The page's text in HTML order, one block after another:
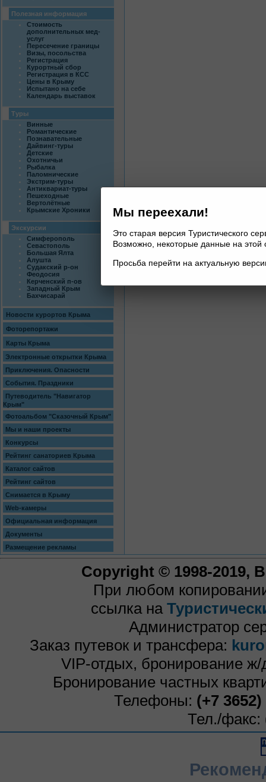
Полезная информация
Стоимость
дополнительных мед-
услуг
Пересечение границы
Визы, посольства
Регистрация
Курортный сбор
Регистрация в КСС
Цены в Крыму
Испытано на себе
Календарь выставок
Туры
Винные
Романтические
Познавательные
Дайвинг-туры
Детские
Охотничьи
Рыбалка
Паломнические
Экстрим-туры
Антиквариат-туры
Пешеходные
Вертолётные
Крымские Хроники
Экскурсии
Симферополь
Севастополь
Большая Ялта
Алушта
Судакский р-он
Феодосия
Керченский п-ов
Западный Крым
Бахчисарай
Новости курортов Крыма
Фоторепортажи
Карты Крыма
Электронные открытки Крыма
Приключения. Опасности
События. Праздники
Путеводитель "Навигатор
Крым"
Фотоальбом "Сказочный Крым"
Мы и наши проекты
Конкурсы
Рейтинг санаториев Крыма
Каталог сайтов
Рейтинг сайтов
Снимается в Крыму
Web-камеры
Официальная информация
Документы
Размещение рекламы
Мы переехали!
Это старая версия Туристического
Возможно, некоторые данные на этой
Просьба перейти на актуальную
Copyright © 1998-2019,
При любом
ссылка на
Администратор
Заказ путевок и трансфера:
VIP-отдых, бронирование
Бронирование частных
Телефоны: (+7
Тел./факс: